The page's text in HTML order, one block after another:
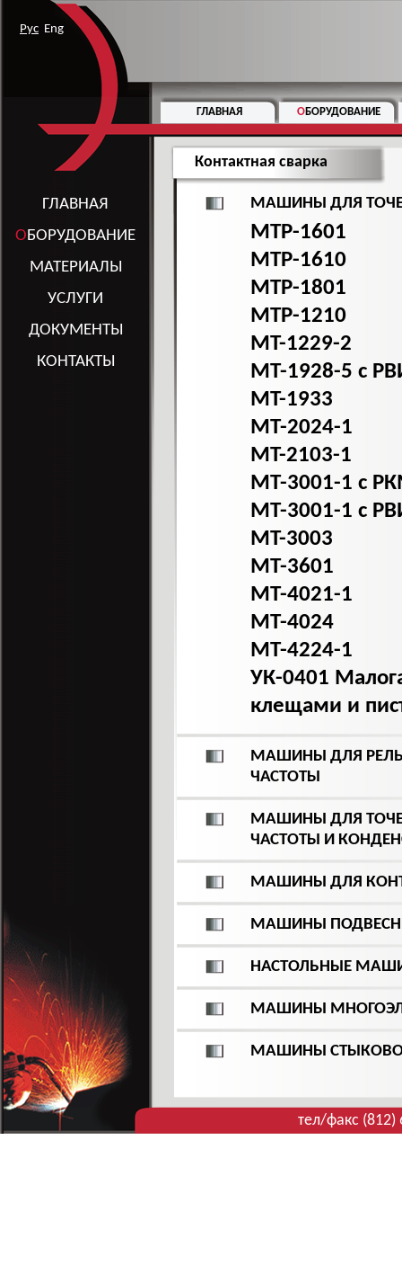
Рус Eng
ГЛАВНАЯ
ОБОРУДОВАНИЕ
МАТЕРИАЛЫ
УСЛУГИ
ДОКУМЕНТЫ
КОНТАКТЫ
ГЛАВНАЯ ОБОРУДОВАНИЕ
Контактная сварка
МАШИНЫ ДЛЯ
МТР-1601
МТР-1610
МТР-1801
МТР-1210
MT-1229-2
МТ-1928-5 с
MT-1933
МТ-2024-1
MT-2103-1
МТ-3001-1 с
МТ-3001-1 с
MT-3003
МТ-3601
МТ-4021-1
МТ-4024
МТ-4224-1
УК-0401
клещами и
МАШИНЫ ДЛЯ
ЧАСТОТЫ
МАШИНЫ ДЛЯ
ЧАСТОТЫ И
МАШИНЫ ДЛЯ
МАШИНЫ
НАСТОЛЬНЫЕ
МАШИНЫ
МАШИНЫ
тел/факс (812)